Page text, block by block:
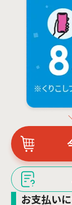
お支払い